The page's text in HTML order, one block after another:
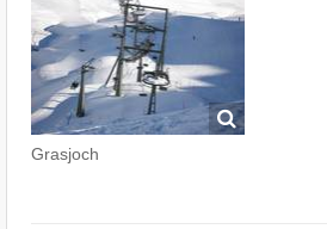
Grasjoch